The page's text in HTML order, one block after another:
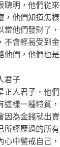
明，他們從來
，他們知道怎
當他們發財了
不會輕易受到
他們，他們也
子
人君子，他們
這樣一種特質
因為金錢就出
所經歷過的所
心中警戒自己